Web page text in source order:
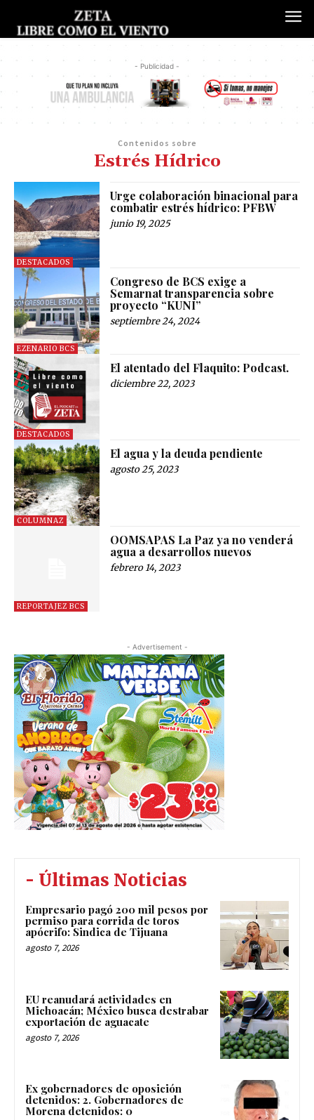
- Publicidad -
Contenidos sobre
Estrés Hídrico
DESTACADOS
Urge colaboración binacional para
combatir estrés hídrico: PFBW
junio 19, 2025
EZENARIO BCS
Congreso de BCS exige a
Semarnat transparencia sobre
proyecto “KUNI”
septiembre 24, 2024
DESTACADOS
El atentado del Flaquito: Podcast.
diciembre 22, 2023
COLUMNAZ
El agua y la deuda pendiente
agosto 25, 2023
REPORTAJEZ BCS
OOMSAPAS La Paz ya no venderá
agua a desarrollos nuevos
febrero 14, 2023
- Advertisement -
- Últimas Noticias
Empresario pagó 200 mil pesos por
permiso para corrida de toros
apócrifo: Sindica de Tijuana
agosto 7, 2026
EU reanudará actividades en
Michoacán; México busca destrabar
exportación de aguacate
agosto 7, 2026
Ex gobernadores de oposición
detenidos: 2. Gobernadores de
Morena detenidos: 0